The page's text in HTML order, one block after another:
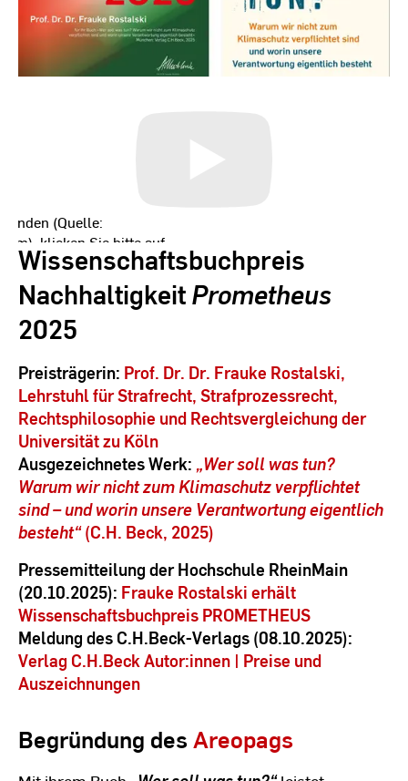
(Quelle:
), klicken Sie bitte auf
Sie darauf hinweisen, dass
iFrames Daten an Dritte
gespeichert werden
finden Sie in unserer
Wissenschaftsbuchpreis
NachhaltigkeitPrometheus
2025
Preisträgerin: Prof. Dr. Dr. Frauke Rostalski,
Lehrstuhl für Strafrecht, Strafprozessrecht,
Rechtsphilosophie und Rechtsvergleichung der
Universität zu Köln
Ausgezeichnetes Werk: „Wer soll was tun?
Warum wir nicht zum Klimaschutz verpflichtet
sind – und worin unsere Verantwortung eigentlich
besteht“(C.H. Beck, 2025)
Pressemitteilung der Hochschule RheinMain
(20.10.2025): Frauke Rostalski erhält
Wissenschaftsbuchpreis PROMETHEUS
Meldung des C.H.Beck-Verlags (08.10.2025):
Verlag C.H.Beck Autor:innen | Preise und
Auszeichnungen
Begründung desAreopags